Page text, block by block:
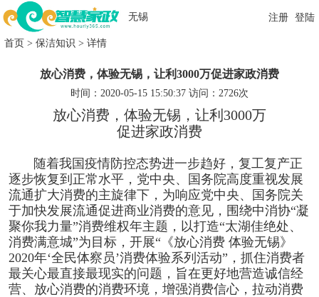
无锡 注册 登陆
首页 > 保洁知识 > 详情
放心消费，体验无锡，让利3000万促进家政消费
时间：2020-05-15 15:50:37 访问：2726次
放心消费，体验无锡，让利3000万
促进家政消费
随着我国疫情防控态势进一步趋好，复工复产正
逐步恢复到正常水平，党中央、国务院高度重视发展
流通扩大消费的主旋律下，为响应党中央、国务院关
于加快发展流通促进商业消费的意见，围绕中消协“凝
聚你我力量”消费维权年主题，以打造“太湖佳绝处、
消费满意城”为目标，开展“《放心消费 体验无锡》
2020年‘全民体察员’消费体验系列活动”，抓住消费者
最关心最直接最现实的问题，旨在更好地营造诚信经
营、放心消费的消费环境，增强消费信心，拉动消费